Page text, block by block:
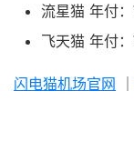
流星猫 年付
飞天猫 年付
闪电猫机场官网